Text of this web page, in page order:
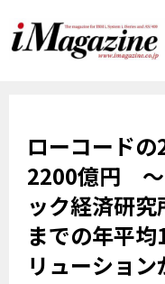
ローコード
2200億円 ～
ック経済研
までの年平
リューション